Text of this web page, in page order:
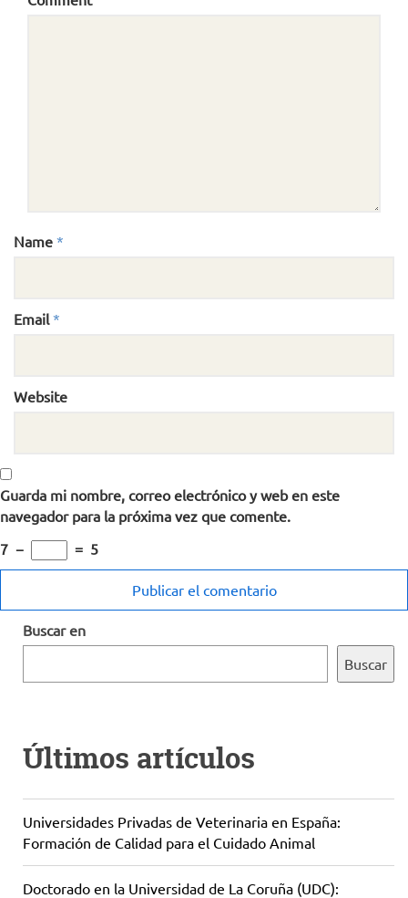
Name *
Email *
Website
Guarda mi nombre, correo electrónico y web en este
navegador para la próxima vez que comente.
7 − = 5
Buscar en
Buscar
Últimos artículos
Universidades Privadas de Veterinaria en España:
Formación de Calidad para el Cuidado Animal
Doctorado en la Universidad de La Coruña (UDC):